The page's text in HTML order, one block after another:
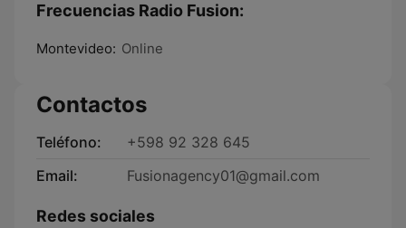
Frecuencias Radio Fusion:
Montevideo: Online
Contactos
Teléfono:
+598 92 328 645
Email:
Fusionagency01@gmail.com
Redes sociales